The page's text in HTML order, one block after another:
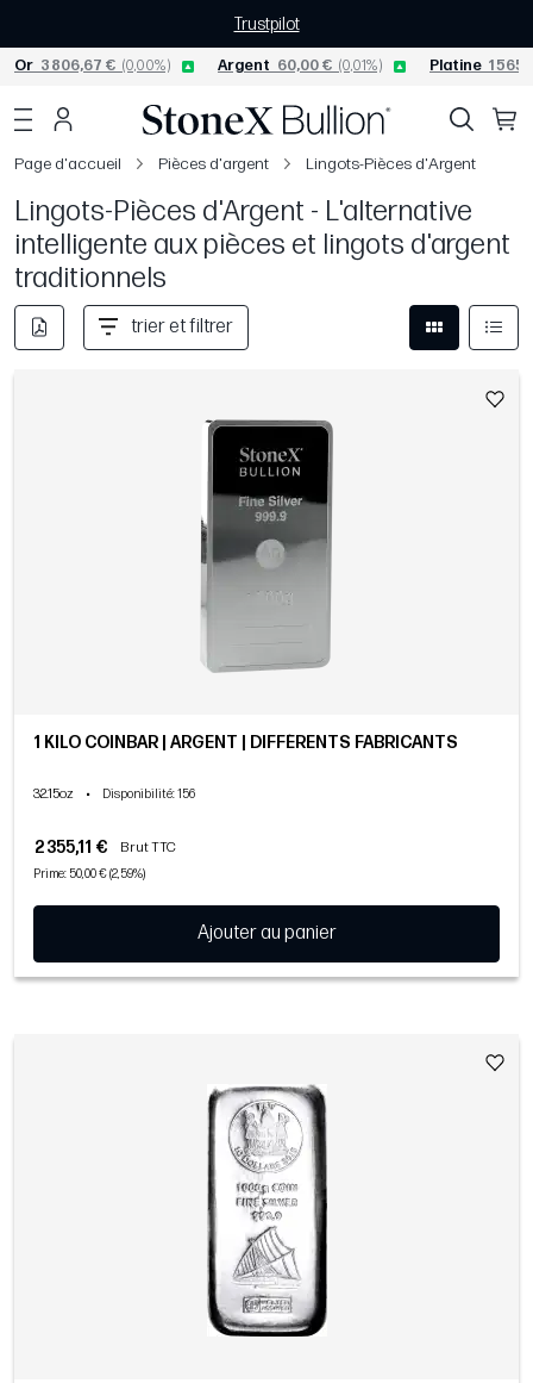
Trustpilot
Or 3 806,67 € (0,00%) Argent 60,00 € (0,01%) Platine 1
Page d'accueil Pièces d'argent Lingots-Pièces d'Argent
Lingots-Pièces d'Argent - L'alternative
intelligente aux pièces et lingots d'argent
traditionnels
trier et filtrer
1 KILO COINBAR | ARGENT | DIFFÉRENTS FABRICANTS
32.15oz • Disponibilité: 156
2 355,11 € Brut TTC
Prime: 50,00 € (2,59%)
Ajouter au panier